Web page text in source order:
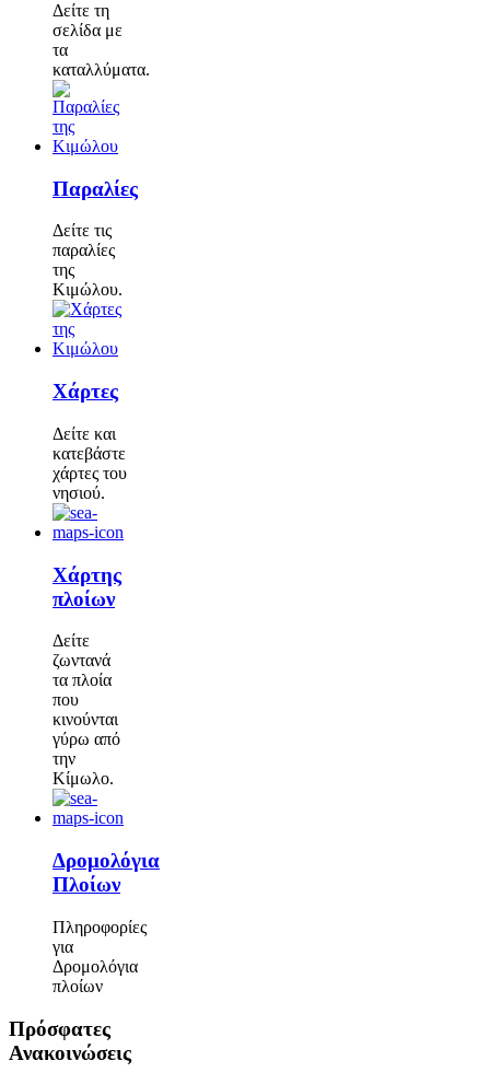
Δείτε τη
σελίδα με
τα
καταλλύματα.
Παραλίες
Δείτε τις
παραλίες
της
Κιμώλου.
Χάρτες
Δείτε και
κατεβάστε
χάρτες του
νησιού.
Χάρτης
πλοίων
Δείτε
ζωντανά
τα πλοία
που
κινούνται
γύρω από
την
Κίμωλο.
Δρομολόγια
Πλοίων
Πληροφορίες
για
Δρομολόγια
πλοίων
Πρόσφατες
Ανακοινώσεις